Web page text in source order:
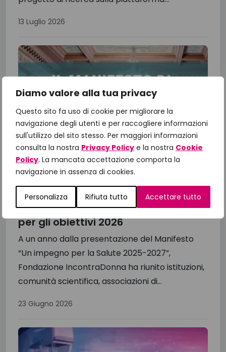
Diamo valore alla tua privacy
Questo sito fa uso di cookie per migliorare la
navigazione degli utenti e per raccogliere informazioni
sull'utilizzo del sito stesso. Per maggiori informazioni
consulta la nostra Privacy Policy e la nostra Cookie
Policy. La mancata accettazione comporta la
navigazione in assenza di cookies.
Personalizza Rifiuta tutto Accettare tutto
13 Luglio 2026
Il Manifesto di Fondazione
IncontraDonna: dalle priorità alle
azioni, il confronto con le Istituzioni
per gli obiettivi 2026
A un anno dalla presentazione del Manifesto
“Un impegno per la Salute 2025-2027”,
Fondazione IncontraDonna ha riunito istituzioni,
comunità scientifica, associazioni di...
23 Giugno 2026